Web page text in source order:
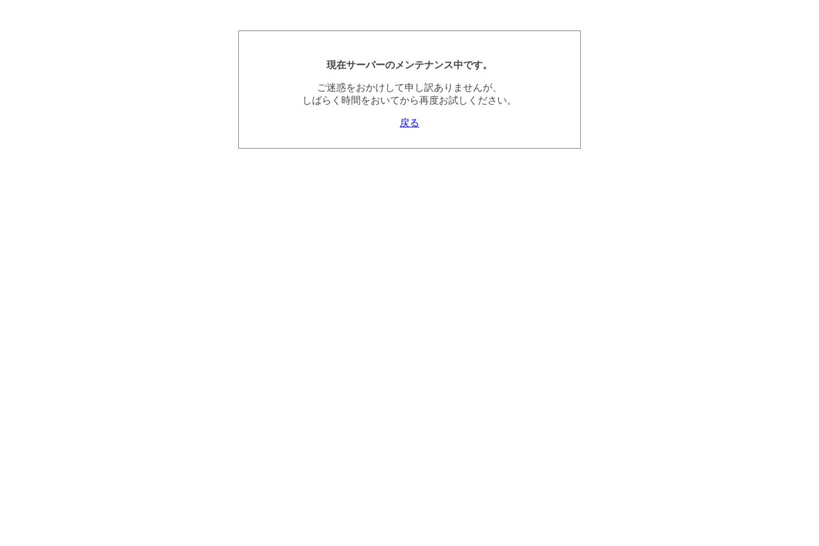
現在サーバーのメンテナンス中です。
ご迷惑をおかけして申し訳ありませんが、
しばらく時間をおいてから再度お試しください。
戻る